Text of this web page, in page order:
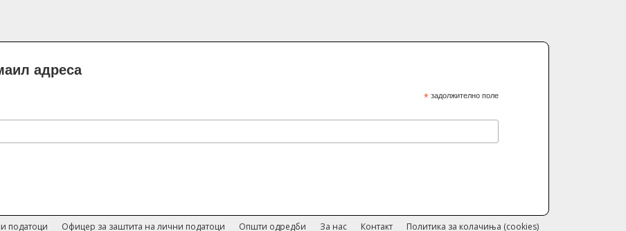
адреса
*задолжително поле
податоци Офицер за заштита на лични податоци Општи одредби За нас Контакт Политика за колачиња (cookies)